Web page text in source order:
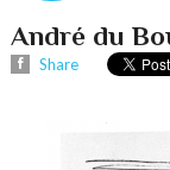
André du
Share